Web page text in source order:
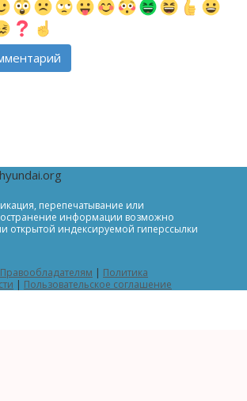
перепечатывание или
информации возможно
открытой индексируемой гиперссылки
Правообладателям | Политика
| Пользовательское соглашение